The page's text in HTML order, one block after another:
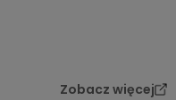
Zobacz więcej